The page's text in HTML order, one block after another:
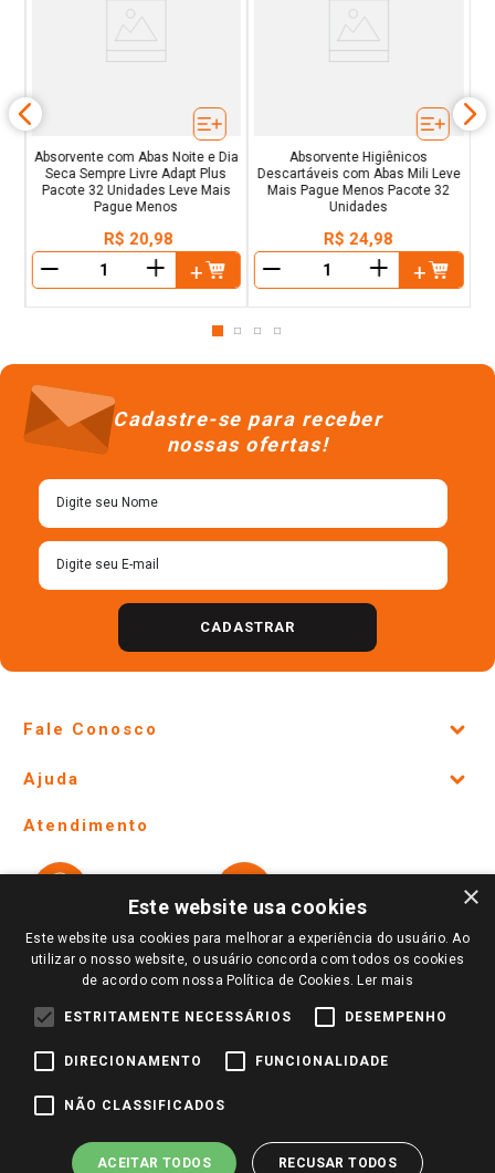
Absorvente com Abas Noite e Dia
Seca Sempre Livre Adapt Plus
Pacote 32 Unidades Leve Mais
Pague Menos
R$ 20,98
＋
Absorvente Higiênicos
Descartáveis com Abas Mili Leve
Mais Pague Menos Pacote 32
Unidades
R$ 24,98
＋
Cadastre-se para receber
nossas ofertas!
CADASTRAR
Fale Conosco
Lojas Físicas e Horários
Ofertas
Notícias
Perguntas frequentes
Trabalhe Conosco
Ajuda
Formas de Pagamento
Políticas de entrega
Trocas e Devoluções
Atendimento
Vendas Online
Ouvidoria
Redes Sociais
×
Este website usa cookies
Este website usa cookies para melhorar a experiência do usuário. Ao
utilizar o nosso website, o usuário concorda com todos os cookies
de acordo com nossa Política de Cookies. Ler mais
ESTRITAMENTE NECESSÁRIOS DESEMPENHO
DIRECIONAMENTO FUNCIONALIDADE
NÃO CLASSIFICADOS
ACEITAR TODOS RECUSAR TODOS